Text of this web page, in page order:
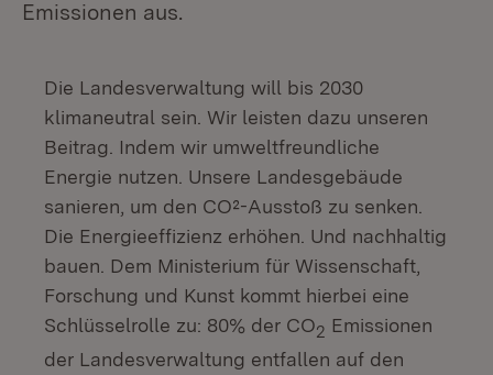
Emissionen aus.
Die Landesverwaltung will bis 2030
klimaneutral sein. Wir leisten dazu unseren
Beitrag. Indem wir umweltfreundliche
Energie nutzen. Unsere Landesgebäude
sanieren, um den CO²-Ausstoß zu senken.
Die Energieeffizienz erhöhen. Und nachhaltig
bauen. Dem Ministerium für Wissenschaft,
Forschung und Kunst kommt hierbei eine
Schlüsselrolle zu: 80% der CO2 Emissionen
der Landesverwaltung entfallen auf den